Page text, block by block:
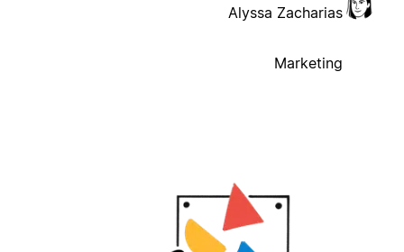
Alyssa Zacharias
Marketing